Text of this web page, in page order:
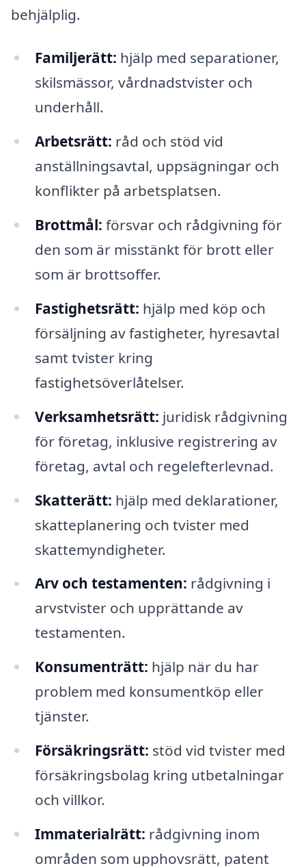
behjälplig.
Familjerätt: hjälp med separationer,
skilsmässor, vårdnadstvister och
underhåll.
Arbetsrätt: råd och stöd vid
anställningsavtal, uppsägningar och
konflikter på arbetsplatsen.
Brottmål: försvar och rådgivning för
den som är misstänkt för brott eller
som är brottsoffer.
Fastighetsrätt: hjälp med köp och
försäljning av fastigheter, hyresavtal
samt tvister kring
fastighetsöverlåtelser.
Verksamhetsrätt: juridisk rådgivning
för företag, inklusive registrering av
företag, avtal och regelefterlevnad.
Skatterätt: hjälp med deklarationer,
skatteplanering och tvister med
skattemyndigheter.
Arv och testamenten: rådgivning i
arvstvister och upprättande av
testamenten.
Konsumenträtt: hjälp när du har
problem med konsumentköp eller
tjänster.
Försäkringsrätt: stöd vid tvister med
försäkringsbolag kring utbetalningar
och villkor.
Immaterialrätt: rådgivning inom
områden som upphovsrätt, patent